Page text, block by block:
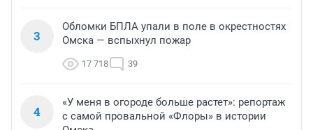
3
Обломки БПЛА упали в поле в окрестностях
Омска — вспыхнул пожар
17 718 39
4
«У меня в огороде больше растет»: репортаж
с самой провальной «Флоры» в истории